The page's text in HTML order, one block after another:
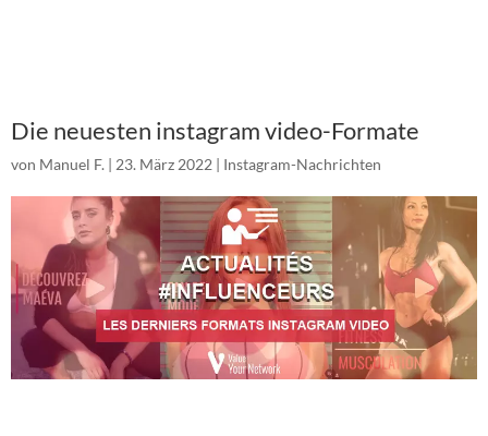
Die neuesten instagram video-Formate
von Manuel F. | 23. März 2022 | Instagram-Nachrichten